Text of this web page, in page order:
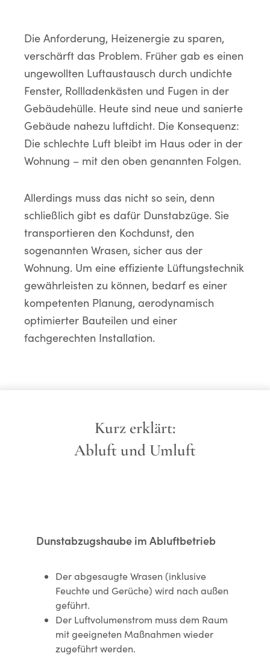
Die Anforderung, Heizenergie zu sparen,
verschärft das Problem. Früher gab es einen
ungewollten Luftaustausch durch undichte
Fenster, Rollladenkästen und Fugen in der
Gebäudehülle. Heute sind neue und sanierte
Gebäude nahezu luftdicht. Die Konsequenz:
Die schlechte Luft bleibt im Haus oder in der
Wohnung – mit den oben genannten Folgen.
Allerdings muss das nicht so sein, denn
schließlich gibt es dafür Dunstabzüge. Sie
transportieren den Kochdunst, den
sogenannten Wrasen, sicher aus der
Wohnung. Um eine effiziente Lüftungstechnik
gewährleisten zu können, bedarf es einer
kompetenten Planung, aerodynamisch
optimierter Bauteilen und einer
fachgerechten Installation.
Kurz erklärt:
Abluft und Umluft
Dunstabzugshaube im Abluftbetrieb
Der abgesaugte Wrasen (inklusive
Feuchte und Gerüche) wird nach außen
geführt.
Der Luftvolumenstrom muss dem Raum
mit geeigneten Maßnahmen wieder
zugeführt werden.